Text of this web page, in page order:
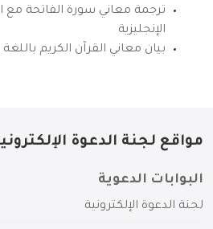
ترجمة معاني سورة الفاتحة مع
الإنجليزية
بيان معاني القرآن الكريم باللغة
مواقع لجنة الدعوة
البوابات الدعوية
لجنة الدعوة الإلكترونية